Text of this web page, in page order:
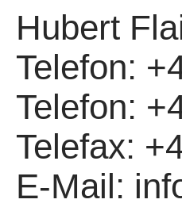
Hubert
Telefon:
Telefon:
Telefax:
E-Mail: